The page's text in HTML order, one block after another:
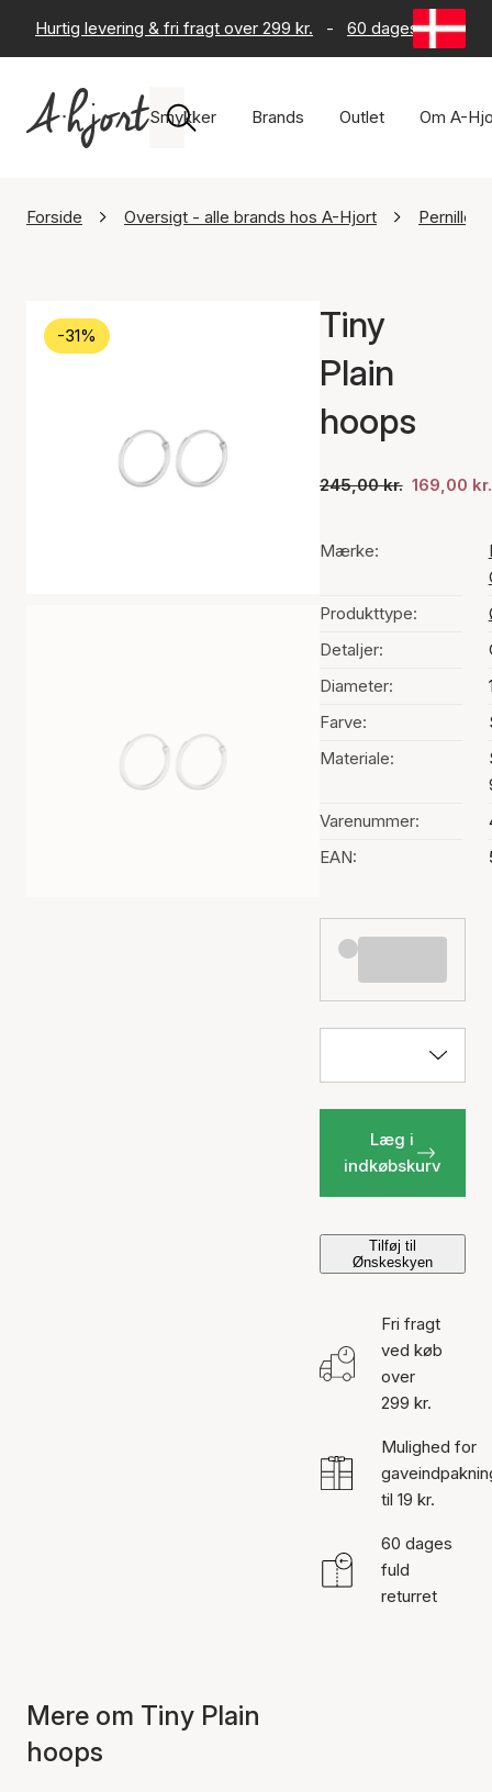
Hurtig levering & fri fragt over 299 kr. - 60 dages returret
Smykker Brands Outlet Om A-
Forside Oversigt - alle brands hos A-Hjort Pernille
-31%
Tiny
Plain
hoops
245,00 kr. 169,00 kr.
Mærke:
Produkttype:
Detaljer:
Diameter:
Farve:
Materiale:
Varenummer:
EAN:
Læg i
indkøbskurv
Tilføj til
Ønskeskyen
Fri fragt
ved køb
over
299 kr.
Mulighed for
til 19 kr.
60 dages
fuld
returret
Mere om Tiny Plain
hoops